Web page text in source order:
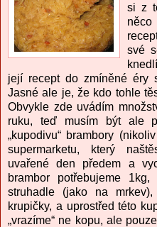
si z
své
její recept do zmíněné éry
Jasné ale je, že kdo tohle
Obvykle zde uvádím
ruku, teď musím být ale
„kupodivu“ brambory
supermarketu, který
uvařené den předem a
brambor potřebujeme
struhadle (jako na
krupičky, a uprostřed této
„vrazíme“ ne kopu, ale